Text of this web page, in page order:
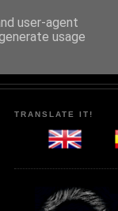
TRANSLATE IT!
user-agent
usage